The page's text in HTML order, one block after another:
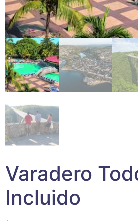
Varadero
Incluido